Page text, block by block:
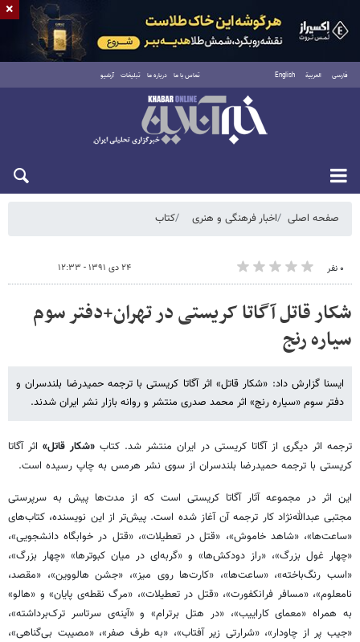
فارسی العربية English تماس با ما درباره ما تبلیغات آرشیو
شنبه ۱۷ مرداد ۱۴۰۵
صفحه اصلی اخبار فرهنگی و هنری کتاب
۰ نفر ۲۴ دی ۱۳۹۱ - ۱۲:۳۳
شکار قاتل آگاتا کریستی در تهران+دفتر سوم
سیاره رنج
ایسنا گزارش داد: «شکار قاتل» اثر آگاتا کریستی با ترجمه‌ حمیدرضا بلندسران و
دفتر سوم «سیاره رنج» اثر محمد صدری منتشر و روانه بازار نشر ایران شدند.
ترجمه اثر دیگری از آگاتا کریستی در ایران منتشر شد. کتاب «شکار قاتل» اثر آگاتا
کریستی با ترجمه‌ حمیدرضا بلندسران از سوی نشر هرمس به چاپ رسیده است.
این اثر در مجموعه‌ آثار آگاتا کریستی است که از مدت‌ها پیش به سرپرستی
مجتبی عبدالله‌نژاد کار ترجمه‌ آن آغاز شده است. پیش‌تر از این نویسنده، کتاب‌های
«ساعت‌ها»، «شاهد خاموش»، «قتل در تعطیلات»، «قتل در خوابگاه دانشجویی»،
«چهار غول بزرگ»، «راز دودکش‌ها» و «گربه‌ای در میان کبوترها» «چهار بزرگ»،
«اسب رنگ‌باخته»، «ساعت‌ها»، «کارت‌ها روی میز»، «جشن هالووین»، «مقصد،
نامعلوم»، «مسافر فرانکفورت»، «قتل در تعطیلات»، «مرگ نقطه‌ی پایان» و «هالو»
به همراه «معمای کاراییب»، «در هتل برترام» و «آینه‌ی سرتاسر ترک‌برداشته»،
«جیب پر از چاودار»، «شرارتی زیر آفتاب»، «به طرف صفر»، «مصیبت بی‌گناهی»،
×